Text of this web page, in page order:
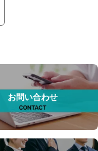
お問い合わせ